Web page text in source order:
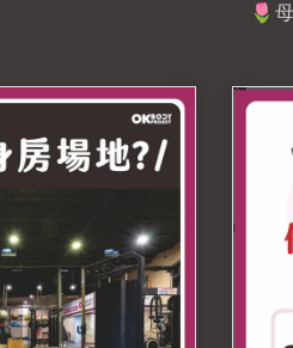
教練預約購買!!!
🌷
碌
了
材
自
💃-
母